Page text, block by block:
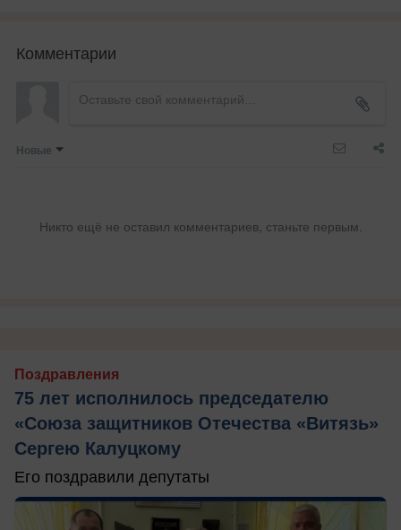
Комментарии
Новые
Никто ещё не оставил комментариев, станьте первым.
Поздравления
75 лет исполнилось председателю
«Союза защитников Отечества «Витязь»
Сергею Калуцкому
Его поздравили депутаты